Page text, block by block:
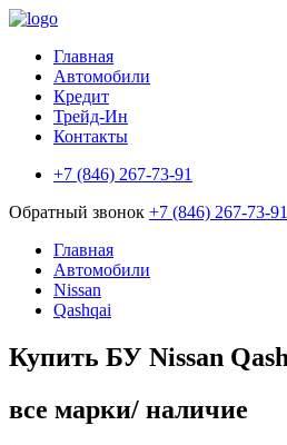
Главная
Автомобили
Кредит
Трейд-Ин
Контакты
+7 (846) 267-73-91
Обратный звонок +7 (846) 267-73-91
Главная
Автомобили
Nissan
Qashqai
Купить БУ Nissan
все марки/ наличие